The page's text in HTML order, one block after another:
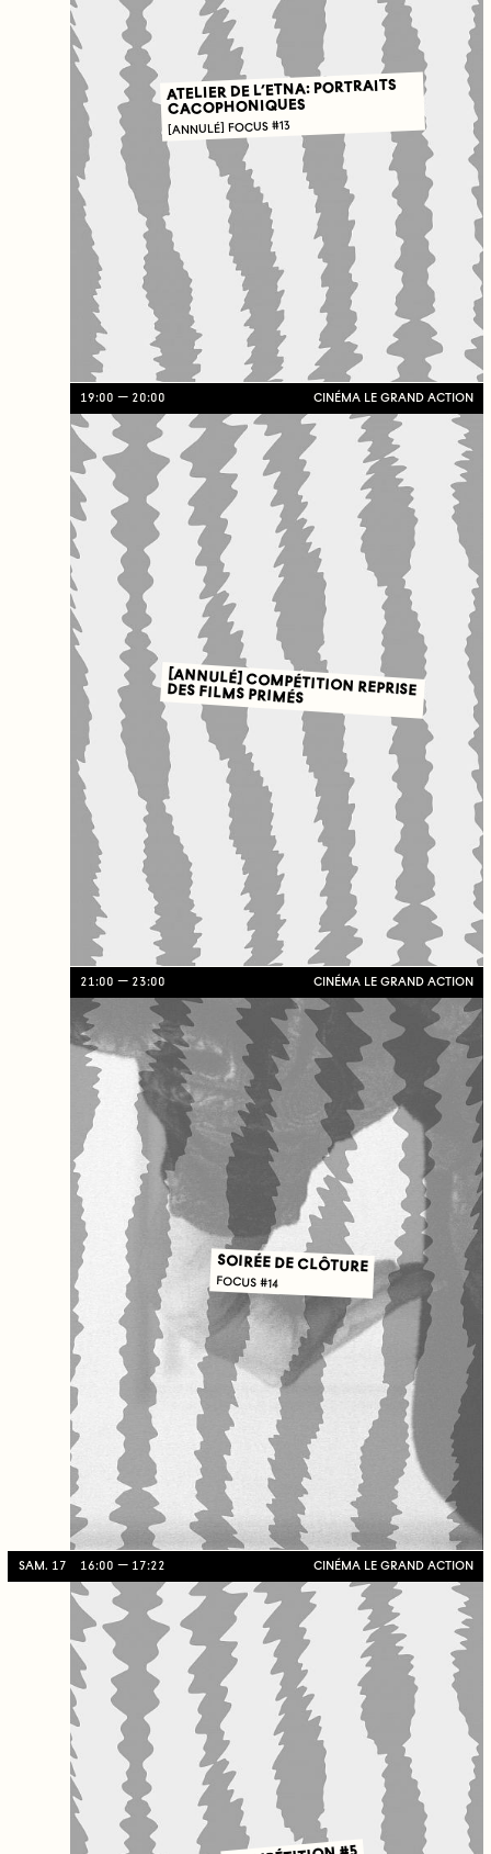
ATELIER DE L’ETNA: PORTRAITS
CACOPHONIQUES
[ANNULÉ] FOCUS #13
19:00 20:00 CINÉMA LE GRAND ACTION
[ANNULÉ] COMPÉTITION REPRISE DES FILMS PRIMÉS
21:00 23:00 CINÉMA LE GRAND ACTION
SOIRÉE DE CLÔTURE
FOCUS #14
SAM. 17 16:00 17:22 CINÉMA LE GRAND ACTION